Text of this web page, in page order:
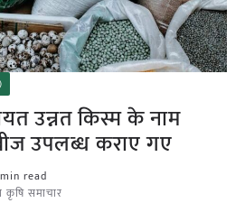
उन्नत किस्म के नाम
उपलब्ध कराए गए
read
कृषि समाचार